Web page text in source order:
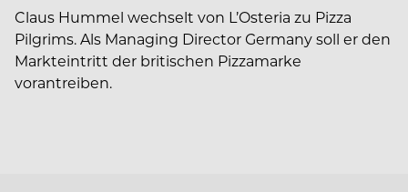
Claus Hummel wechselt von L’Osteria zu Pizza
Pilgrims. Als Managing Director Germany soll er den
Markteintritt der britischen Pizzamarke
vorantreiben.